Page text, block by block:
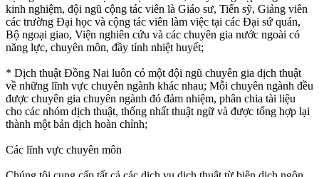
kinh nghiệm, đội ngũ cộng tác viên là Giáo sư, Tiến sỹ, Giảng viên
các trường Đại học và cộng tác viên làm việc tại các Đại sứ quán,
Bộ ngoại giao, Viện nghiên cứu và các chuyên gia nước ngoài có
năng lực, chuyên môn, đầy tính nhiệt huyết;
* Dịch thuật Đồng Nai luôn có một đội ngũ chuyên gia dịch thuật
về những lĩnh vực chuyên ngành khác nhau; Mỗi chuyên ngành đều
được chuyên gia chuyên ngành đó đảm nhiệm, phân chia tài liệu
cho các nhóm dịch thuật, thống nhất thuật ngữ và được tổng hợp lại
thành một bản dịch hoàn chỉnh;
Các lĩnh vực chuyên môn